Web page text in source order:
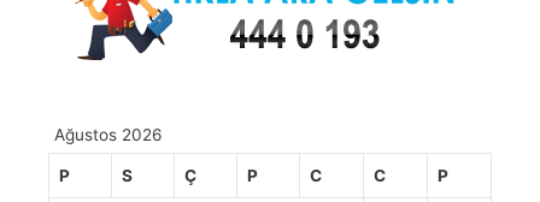
Ağustos 2026
P S Ç P C C P